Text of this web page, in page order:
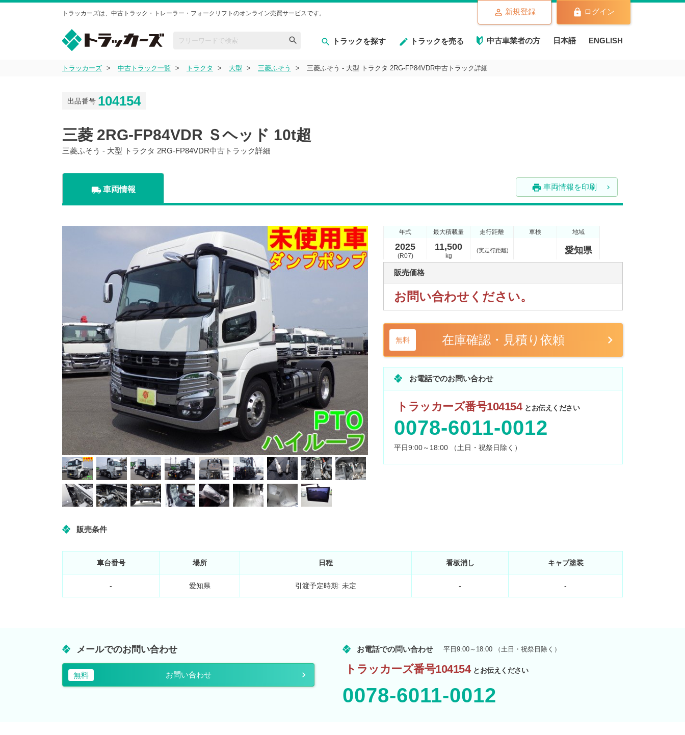
トラッカーズは、中古トラック・トレーラー・フォークリフトのオンライン売買サービスです。
トラックを探す トラックを売る 中古車業者の方 日本語 ENGLISH
新規登録 ログイン
トラッカーズ 中古トラック一覧 トラクタ 大型 三菱ふそう 三菱ふそう - 大型 トラクタ 2RG-FP84VDR中古トラック詳細
出品番号 104154
三菱 2RG-FP84VDR Ｓヘッド 10t超
三菱ふそう - 大型 トラクタ 2RG-FP84VDR中古トラック詳細
local_shipping 車両情報 print 車両情報を印刷
年式
2025
(R07)
最大積載量
11,500
kg
走行距離
(実走行距離)
車検 地域
愛知県
販売価格
お問い合わせください。
無料 在庫確認・見積り依頼
お電話でのお問い合わせ
トラッカーズ番号104154 とお伝えください
0078-6011-0012
平日9:00～18:00 （土日・祝祭日除く）
販売条件
車台番号 場所 日程 看板消し キャブ塗装
- 愛知県 引渡予定時期: 未定 - -
メールでのお問い合わせ
無料 お問い合わせ
お電話での問い合わせ 平日9:00～18:00 （土日・祝祭日除く）
トラッカーズ番号104154 とお伝えください
0078-6011-0012